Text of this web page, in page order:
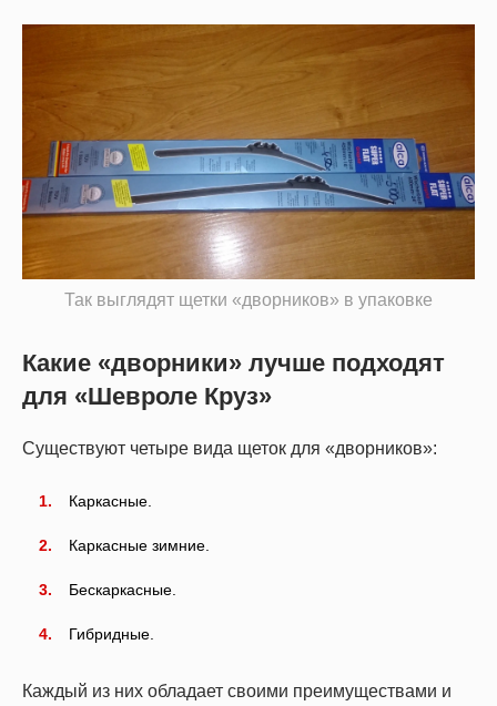
Так выглядят щетки «дворников» в упаковке
Какие «дворники» лучше подходят
для «Шевроле Круз»
Существуют четыре вида щеток для «дворников»:
Каркасные.
Каркасные зимние.
Бескаркасные.
Гибридные.
Каждый из них обладает своими преимуществами и